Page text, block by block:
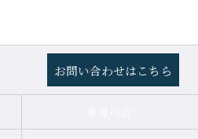
お問い合わせはこちら